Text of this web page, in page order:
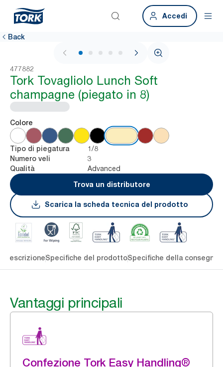
Accedi
Back
1 / 6
477882
Tork Tovagliolo Lunch Soft
champagne (piegato in 8)
Colore
Tipo di piegatura 1/8
Numero veli 3
Qualità
Advanced
Trova un distributore
Scarica la scheda tecnica del prodotto
DescrizioneSpecifiche del prodottoSpecifiche della consegna
Vantaggi principali
Confezione Tork Easy Handling®